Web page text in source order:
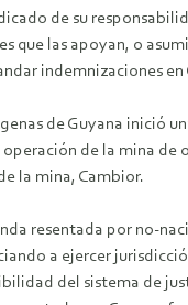
de su
que las apoyan, o
indemnizaciones en
de Guyana inició
de la mina
la mina, Cambior.
resentada por no-
a ejercer
del sistema de